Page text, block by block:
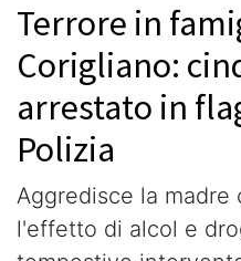
Terrore in
Corigliano:
arrestato in
Polizia
​Aggredisce la
l'effetto di alcol e